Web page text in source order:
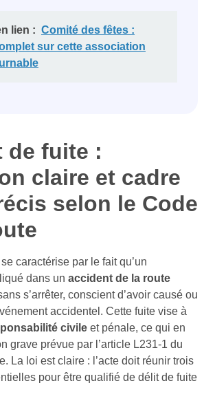
lien : Comité des fêtes :
sur cette association
de fuite :
claire et cadre
selon le Code
caractérise par le fait qu’un
dans un accident de la route
s’arrêter, conscient d’avoir causé ou
accidentel. Cette fuite vise à
civile et pénale, ce qui en
grave prévue par l’article L231-1 du
La loi est claire : l’acte doit réunir trois
pour être qualifié de délit de fuite